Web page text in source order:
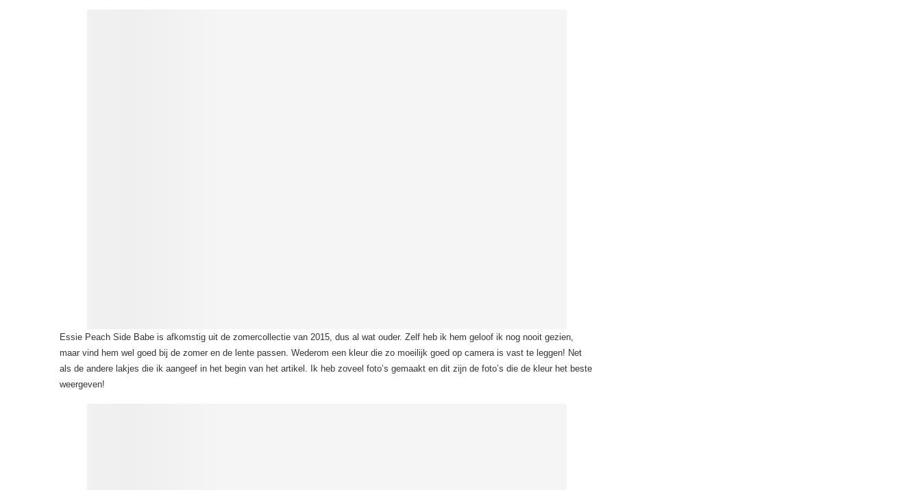
Essie Peach Side Babe is afkomstig uit de zomercollectie van 2015, dus al wat ouder. Zelf heb ik hem geloof ik nog nooit gezien,
maar vind hem wel goed bij de zomer en de lente passen. Wederom een kleur die zo moeilijk goed op camera is vast te leggen! Net
als de andere lakjes die ik aangeef in het begin van het artikel. Ik heb zoveel foto’s gemaakt en dit zijn de foto’s die de kleur het beste
weergeven!